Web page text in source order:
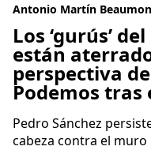
Antonio Martín
Los ‘gurús’
están
perspectiva
Podemos
Pedro Sánchez
cabeza contra el muro